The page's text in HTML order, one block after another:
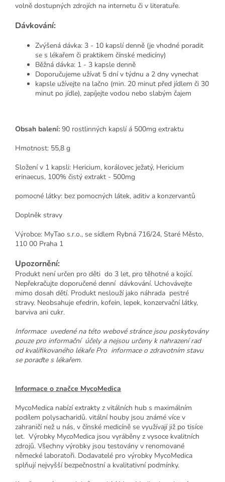
volně dostupných zdrojích na internetu či v literatuře.
Dávkování:
Zvýšená dávka: 3 - 10 kapslí denně (je vhodné poradit
se s lékařem či praktikem čínské medicíny)
Běžná dávka: 1 - 3 kapsle denně
Doporučujeme užívat 5 dní v týdnu a 2 dny vynechat
kapsle užívejte na lačno (min. 20 minut před jídlem či 30
minut po jídle), zapíjejte vodou nebo slabým čajem
Obsah balení: 90 rostlinných kapslí á 500mg extraktu
Hmotnost: 55,8 g
Složení v 1 kapsli: Hericium, korálovec ježatý, Hericium
erinaecus, 100% čistý extrakt - 500mg
pomocné látky: bez pomocných látek, aditiv a konzervantů
Doplněk stravy
Výrobce: MyTao s.r.o., se sídlem Rybná 716/24, Staré Město,
110 00 Praha 1
Upozornění:
Produkt není určen pro děti do 3 let, pro těhotné a kojící.
Nepřekračujte doporučené denní dávkování. Uchovávejte
mimo dosah dětí. Produkt neslouží jako náhrada pestré
stravy. Neobsahuje efedrin, kofein, lepek, konzervační látky,
barviva ani cukr.
Informace uvedené na této webové stránce jsou poskytovány
pouze pro informační účely a nejsou určeny k nahrazení rad
od kvalifikovaného lékaře Pro informace o zdravotním stavu
se poraďte s lékařem.
Informace o značce MycoMedica
MycoMedica nabízí extrakty z vitálních hub s maximálním
podílem polysacharidů. vitální houby jsou známé více v
zahraničí než u nás, v čínské medicíně se využívají již po tisíce
let. Výrobky MycoMedica jsou vyráběny z vysoce kvalitních
zdrojů. Všechny výrobky jsou testovány v renomované
německé laboratoři. Dodavatelé pro výrobky MycoMedica
splňují nejvyšší bezpečnostní a kvalitativní podmínky.